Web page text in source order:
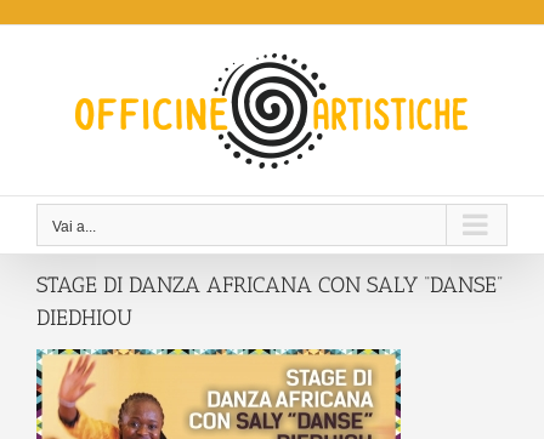
Vai a...
STAGE DI DANZA AFRICANA CON SALY “DANSE”
DIEDHIOU